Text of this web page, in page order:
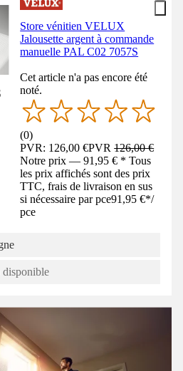
Store vénitien VELUX
Jalousette argent à commande
manuelle PAL C02 7057S
Cet article n'a pas encore été
noté.
(0)
PVR: 126,00 €PVR126,00 €
Notre prix — 91,95 € * Tous
les prix affichés sont des prix
TTC, frais de livraison en sus
si nécessaire par pce91,95 €*/
pce
disponible